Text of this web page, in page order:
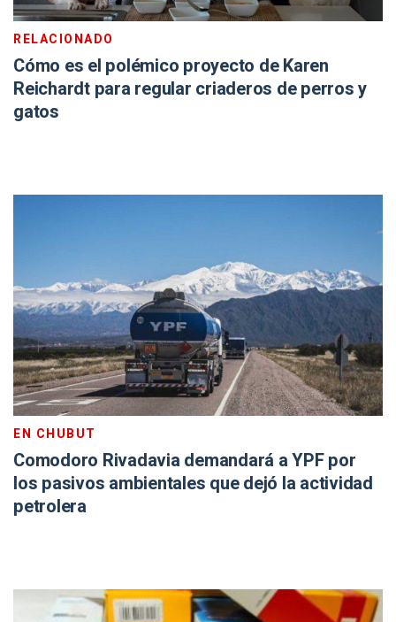
RELACIONADO
Cómo es el polémico proyecto de Karen
Reichardt para regular criaderos de perros y
gatos
EN CHUBUT
Comodoro Rivadavia demandará a YPF por
los pasivos ambientales que dejó la actividad
petrolera